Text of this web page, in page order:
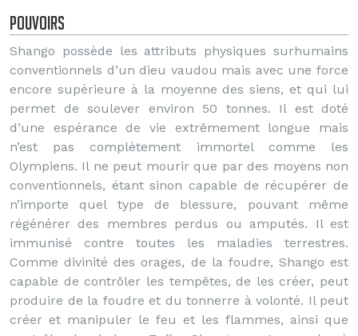
Pouvoirs
Shango possède les attributs physiques surhumains
conventionnels d’un dieu vaudou mais avec une force
encore supérieure à la moyenne des siens, et qui lui
permet de soulever environ 50 tonnes. Il est doté
d’une espérance de vie extrêmement longue mais
n’est pas complètement immortel comme les
Olympiens. Il ne peut mourir que par des moyens non
conventionnels, étant sinon capable de récupérer de
n’importe quel type de blessure, pouvant même
régénérer des membres perdus ou amputés. Il est
immunisé contre toutes les maladies terrestres.
Comme divinité des orages, de la foudre, Shango est
capable de contrôler les tempêtes, de les créer, peut
produire de la foudre et du tonnerre à volonté. Il peut
créer et manipuler le feu et les flammes, ainsi que